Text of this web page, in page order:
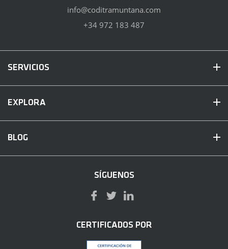
info@coditramuntana.com
+34 972 183 487
SERVICIOS
EXPLORA
BLOG
SÍGUENOS
CERTIFICADOS POR